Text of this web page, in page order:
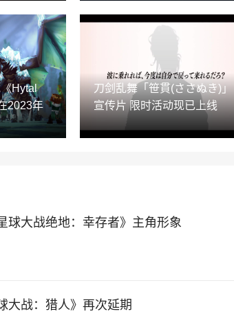
Hytal
2023年
刀剑乱舞「笹貫(ささぬき)」
宣传片 限时活动现已上线
球大战绝地：幸存者》主角形象
大战：猎人》再次延期